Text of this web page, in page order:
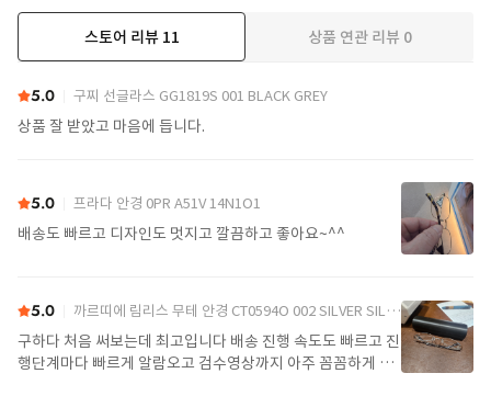
스토어 리뷰 11 상품 연관 리뷰 0
5.0 구찌 선글라스 GG1819S 001 BLACK GREY
상품 잘 받았고 마음에 듭니다.
5.0 프라다 안경 0PR A51V 14N1O1
배송도 빠르고 디자인도 멋지고 깔끔하고 좋아요~^^
5.0 까르띠에 림리스 무테 안경 CT0594O 002 SILVER SILVER TRANSPARENT
구하다 처음 써보는데 최고입니다 배송 진행 속도도 빠르고 진
행단계마다 빠르게 알람오고 검수영상까지 아주 꼼꼼하게 찍